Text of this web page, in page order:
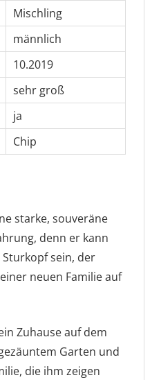
Mischling
männlich
10.2019
sehr groß
ja
Chip
starke, souveräne
denn er kann
sein, der
neuen Familie auf
Zuhause auf dem
Garten und
die ihm zeigen